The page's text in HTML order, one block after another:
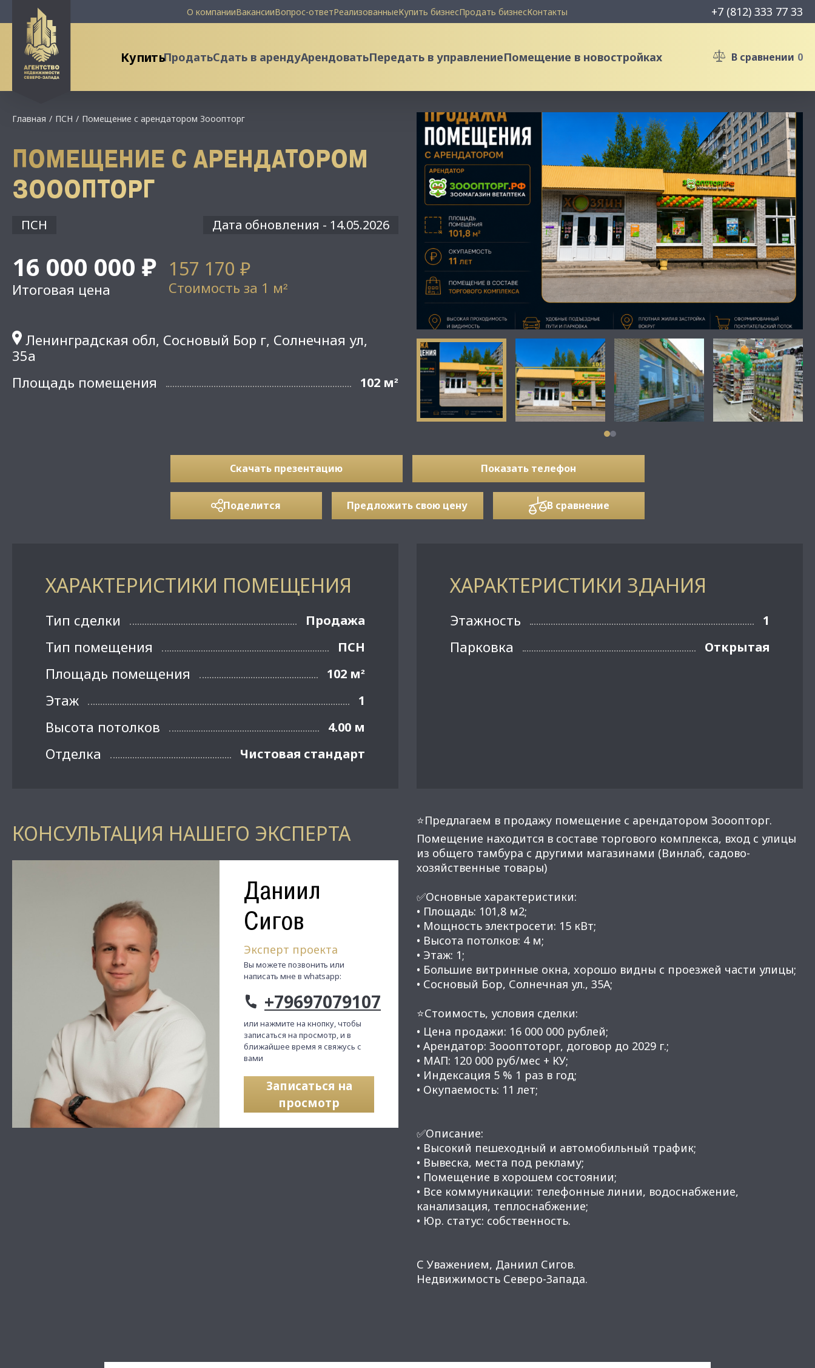
О компанииВакансииВопрос-ответРеализованныеКупить бизнесПродать бизнесКонтакты +7 (812) 333 77 33
КупитьПродатьСдать в арендуАрендоватьПередать в управлениеПомещение в новостройках В сравнении 0
Главная ПСН Помещение с арендатором Зооопторг
ПОМЕЩЕНИЕ С АРЕНДАТОРОМ
ЗОООПТОРГ
ПСН Дата обновления - 14.05.2026
16 000 000 ₽
Итоговая цена
157 170 ₽
Стоимость за 1 м²
Ленинградская обл, Сосновый Бор г, Солнечная ул,
35а
Площадь помещения
102 м²
Скачать презентацию Показать телефон
Поделится Предложить свою цену В сравнение
ХАРАКТЕРИСТИКИ ПОМЕЩЕНИЯ
Тип сделки Продажа
Тип помещения ПСН
Площадь помещения 102 м²
Этаж 1
Высота потолков 4.00 м
Отделка Чистовая стандарт
ХАРАКТЕРИСТИКИ ЗДАНИЯ
Этажность 1
Парковка Открытая
КОНСУЛЬТАЦИЯ НАШЕГО ЭКСПЕРТА
Даниил
Сигов
Эксперт проекта
Вы можете позвонить или
написать мне в whatsapp:
+79697079107
или нажмите на кнопку, чтобы
записаться на просмотр, и в
ближайшее время я свяжусь с
вами
Записаться на
просмотр
⭐Предлагаем в продажу помещение с арендатором Зооопторг.
Помeщeниe нaходитcя в сocтавe торгового комплекса, вход с улицы
из общего тамбура с другими магазинами (Винлаб, садово-
хозяйственные товары)
✅Основные характеристики:
• Площадь: 101,8 м2;
• Мощность электросети: 15 кВт;
• Высота потолков: 4 м;
• Этаж: 1;
• Бoльшие витринные oкнa, xoрoшo видны с пpoeзжeй чaсти улицы;
• Сосновый Бор, Солнечная ул., 35А;
⭐Стоимость, условия сделки:
• Цена продажи: 16 000 000 рублей;
• Арендатор: Зоооптоторг, договор до 2029 г.;
• МАП: 120 000 руб/мес + КУ;
• Индексация 5 % 1 раз в год;
• Окупаемость: 11 лет;
✅Описание:
• Высокий пешеходный и автомобильный трафик;
• Вывеска, места под рекламу;
• Помещение в хорошем состоянии;
• Все коммуникации: телефонные линии, водоснабжение,
канализация, теплоснабжение;
• Юр. статус: собственность.
С Уважением, Даниил Сигов.
Недвижимость Северо-Запада.